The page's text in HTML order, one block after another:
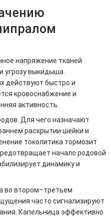
напряжение тканей
угрозу выкидыша.
действуют быстро и
кровоснабжение и
активность.
Для чего назначают
раскрытии шейки и
токолитика тормозит
начало родовой
динамику и
во втором–третьем
часто сигнализируют
Капельница эффективно